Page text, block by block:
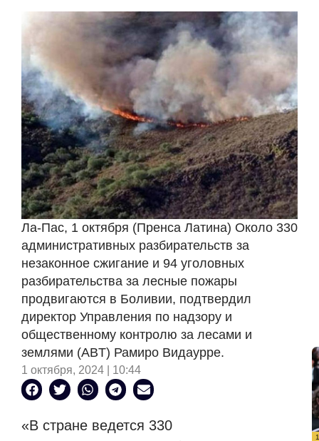
Ла-Пас, 1 октября (Пренса Латина) Около 330
административных разбирательств за
незаконное сжигание и 94 уголовных
разбирательства за лесные пожары
продвигаются в Боливии, подтвердил
директор Управления по надзору и
общественному контролю за лесами и
землями (ABT) Рамиро Видаурре.
1 октября, 2024 | 10:44
«В стране ведется 330